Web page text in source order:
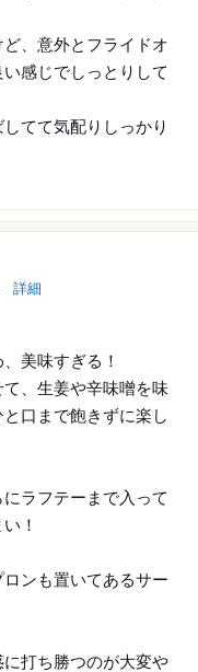
、意外とフライドオ
感じでしっとりして
てて気配りしっかり
詳細
美味すぎる！
、生姜や辛味噌を味
口まで飽きずに楽し
ラフテーまで入って
！
ンも置いてあるサー
打ち勝つのが大変や